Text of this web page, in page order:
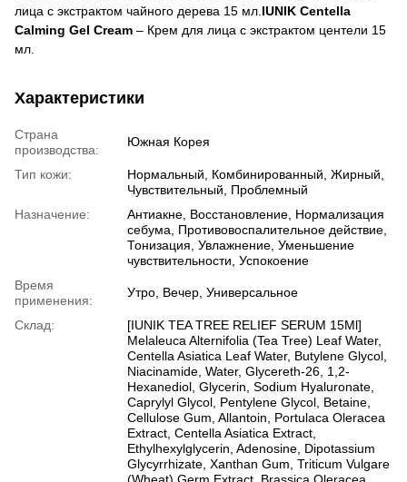
лица с экстрактом чайного дерева 15 мл. IUNIK Centella
Calming Gel Cream – Крем для лица с экстрактом центели 15
мл.
Характеристики
Страна
производства:
Южная Корея
Тип кожи:
Нормальный, Комбинированный, Жирный,
Чувствительный, Проблемный
Назначение:
Антиакне, Восстановление, Нормализация
себума, Противовоспалительное действие,
Тонизация, Увлажнение, Уменьшение
чувствительности, Успокоение
Время
применения:
Утро, Вечер, Универсальное
Склад:
[IUNIK TEA TREE RELIEF SERUM 15Ml]
Melaleuca Alternifolia (Tea Tree) Leaf Water,
Centella Asiatica Leaf Water, Butylene Glycol,
Niacinamide, Water, Glycereth-26, 1,2-
Hexanediol, Glycerin, Sodium Hyaluronate,
Caprylyl Glycol, Pentylene Glycol, Betaine,
Cellulose Gum, Allantoin, Portulaca Oleracea
Extract, Centella Asiatica Extract,
Ethylhexylglycerin, Adenosine, Dipotassium
Glycyrrhizate, Xanthan Gum, Triticum Vulgare
(Wheat) Germ Extract, Brassica Oleracea